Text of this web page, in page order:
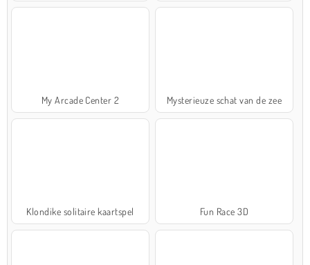
My Arcade Center 2 Mysterieuze schat van de zee
Klondike solitaire kaartspel Fun Race 3D